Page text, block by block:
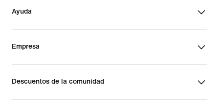
Ayuda
Empresa
Descuentos de la comunidad